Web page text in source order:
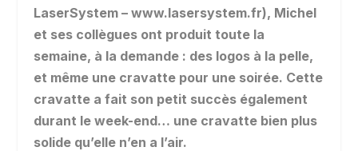
LaserSystem – www.lasersystem.fr), Michel
et ses collègues ont produit toute la
semaine, à la demande : des logos à la pelle,
et même une cravatte pour une soirée. Cette
cravatte a fait son petit succès également
durant le week-end… une cravatte bien plus
solide qu’elle n’en a l’air.